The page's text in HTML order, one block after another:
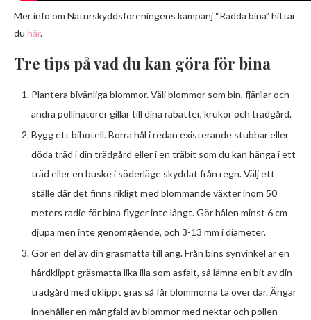
Mer info om Naturskyddsföreningens kampanj “Rädda bina” hittar
du här.
Tre tips på vad du kan göra för bina
Plantera bivänliga blommor. Välj blommor som bin, fjärilar och
andra pollinatörer gillar till dina rabatter, krukor och trädgård.
Bygg ett bihotell. Borra hål i redan existerande stubbar eller
döda träd i din trädgård eller i en träbit som du kan hänga i ett
träd eller en buske i söderläge skyddat från regn. Välj ett
ställe där det finns rikligt med blommande växter inom 50
meters radie för bina flyger inte långt. Gör hålen minst 6 cm
djupa men inte genomgående, och 3-13 mm i diameter.
Gör en del av din gräsmatta till äng. Från bins synvinkel är en
hårdklippt gräsmatta lika illa som asfalt, så lämna en bit av din
trädgård med oklippt gräs så får blommorna ta över där. Ängar
innehåller en mångfald av blommor med nektar och pollen